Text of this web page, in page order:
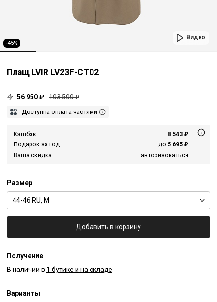
-45%
Видео
Плащ LVIR LV23F-CT02
56 950 ₽ 103 500 ₽
Доступна оплата частями
Кэшбэк
8 543 ₽
Подарок за год
до 5 695 ₽
Ваша скидка
авторизоваться
Размер
44-46 RU, M
Добавить в корзину
Получение
В наличии в 1 бутике и на складе
Варианты